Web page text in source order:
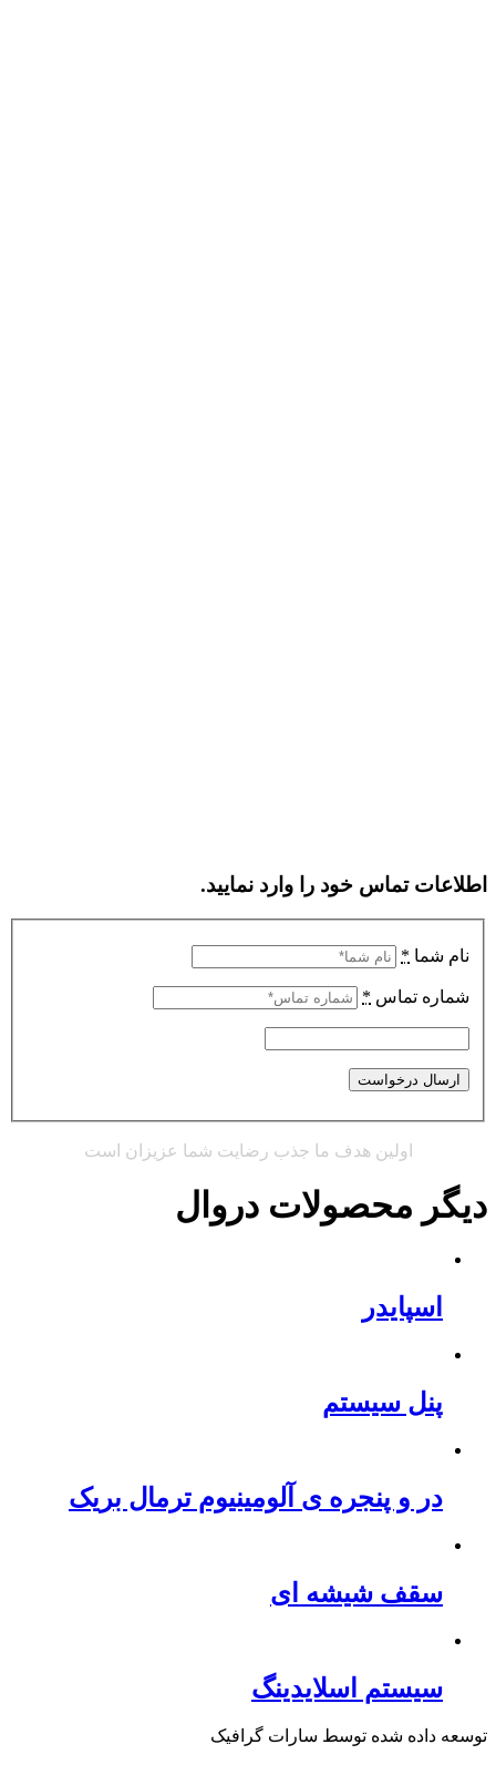
اطلاعات تماس خود را وارد نمایید.
نام شما *
شماره تماس *
اولین هدف ما جذب رضایت شما عزیزان است
دیگر محصولات دروال
اسپایدر
پنل سیستم
در و پنجره ی آلومینیوم ترمال بریک
سقف شیشه ای
سیستم اسلایدینگ
توسعه داده شده توسط سارات گرافیک